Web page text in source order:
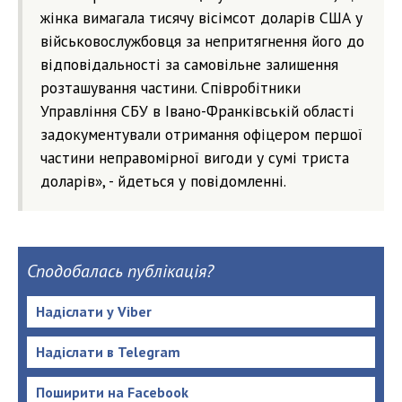
жінка вимагала тисячу вісімсот доларів США у
військовослужбовця за непритягнення його до
відповідальності за самовільне залишення
розташування частини. Співробітники
Управління СБУ в Івано-Франківській області
задокументували отримання офіцером першої
частини неправомірної вигоди у сумі триста
доларів», - йдеться у повідомленні.
Сподобалась публікація?
Надіслати у Viber
Надіслати в Telegram
Поширити на Facebook